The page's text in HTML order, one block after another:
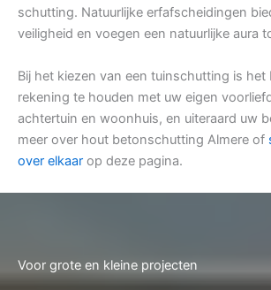
schutting. Natuurlijke erfafscheidingen
veiligheid en voegen een natuurlijke aura
Bij het kiezen van een tuinschutting is het
rekening te houden met uw eigen
achtertuin en woonhuis, en uiteraard uw
meer over hout betonschutting Almere of
over elkaar op deze pagina.
Voor grote en kleine projecten